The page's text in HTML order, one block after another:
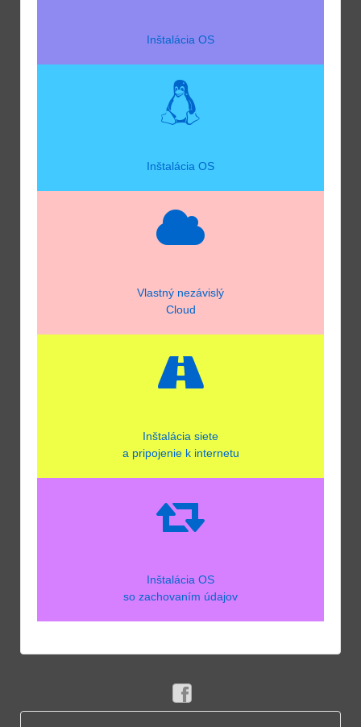
Inštalácia OS
Inštalácia OS
Vlastný nezávislý
Cloud
Inštalácia siete
a pripojenie k internetu
Inštalácia OS
so zachovaním údajov